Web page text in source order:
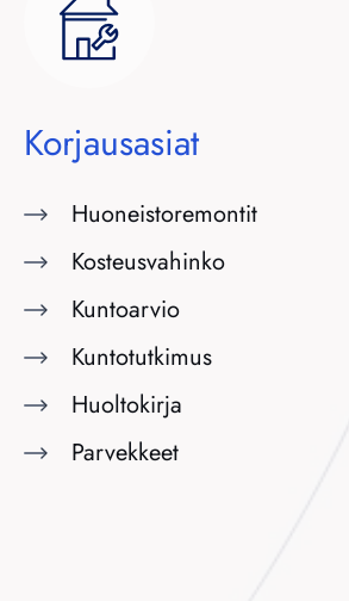
Korjausasiat
Huoneistoremontit
Kosteusvahinko
Kuntoarvio
Kuntotutkimus
Huoltokirja
Parvekkeet